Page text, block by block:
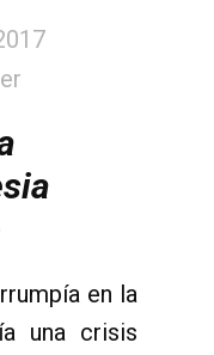
en la
una crisis